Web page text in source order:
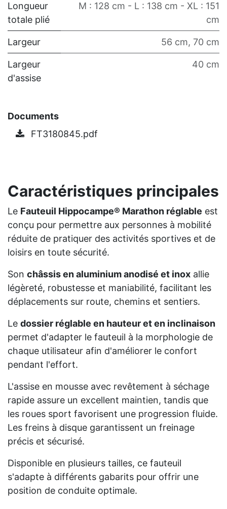
Longueur
totale plié
M : 128 cm - L : 138 cm - XL : 151
cm
Largeur 56 cm, 70 cm
Largeur
d'assise
40 cm
Documents
FT3180845.pdf
Caractéristiques principales
Le Fauteuil Hippocampe® Marathon réglable est
conçu pour permettre aux personnes à mobilité
réduite de pratiquer des activités sportives et de
loisirs en toute sécurité.
Son châssis en aluminium anodisé et inox allie
légèreté, robustesse et maniabilité, facilitant les
déplacements sur route, chemins et sentiers.
Le dossier réglable en hauteur et en inclinaison
permet d'adapter le fauteuil à la morphologie de
chaque utilisateur afin d'améliorer le confort
pendant l'effort.
L'assise en mousse avec revêtement à séchage
rapide assure un excellent maintien, tandis que
les roues sport favorisent une progression fluide.
Les freins à disque garantissent un freinage
précis et sécurisé.
Disponible en plusieurs tailles, ce fauteuil
s'adapte à différents gabarits pour offrir une
position de conduite optimale.